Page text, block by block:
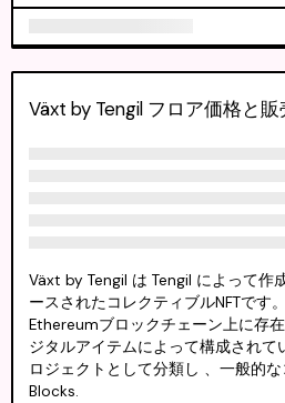
Växt by Tengil フロア価格と
Växt by Tengil は Tengil によって作
ースされたコレクティブルNFTです
Ethereumブロックチェーン上に存
ジタルアイテムによって構成されて
ロジェクトとして分類し 、一般的
Blocks.